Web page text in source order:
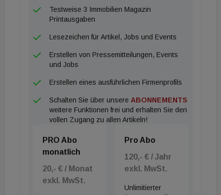
vernachlässigt, kann zudem Aufwendungen für die
Sanierung der dadurch entstandenen Schäden nicht
mehr geltend machen.
"Gebäudepickerls". Dort sollen etwa Gebrechen
werden. Neubaubewilligungen ohne Vorliegen von
erforderlichen Abbruchbewilligungen wird es in
Zukunft ebenfalls nicht mehr geben. Abbrüche sind
Rechtsmittel offen sind.
Die Regulierung von Kurzzeitvermietungen wird auf
Nicht-Wohnzonen ausgeweitet. Vermietungen der
eigenen Wohnung via online Plattformen wie etwa
Testweise 3 Immobilien Magazin
Printausgaben
Lesezeichen für Artikel, Jobs und Events
Erstellen von Pressemitteilungen, Events
und Jobs
Erstellen eines ausführlichen Firmenprofils
Schalten Sie über unsere ABONNEMENTS
weitere Funktionen frei und erhalten Sie den
vollen Zugang zu allen Artikeln!
PRO Abo
monatlich
20,- € / Monat
exkl. MwSt.
Pro Abo
120,- € / Jahr
exkl. MwSt.
Unlimitierter